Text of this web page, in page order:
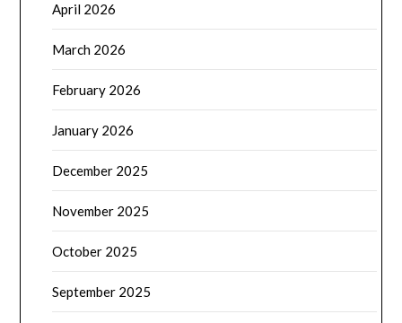
April 2026
March 2026
February 2026
January 2026
December 2025
November 2025
October 2025
September 2025